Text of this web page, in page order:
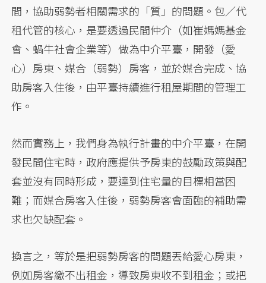
間，協助弱勢者相關需求的「質」的問題。包／代
租代管的核心，是要透過民間仲介（如崔媽媽基金
會、蝸牛社會企業等）做為中介平臺，開發（愛
心）房東、媒合（弱勢）房客，並於媒合完成、協
助房客入住後，由平臺持續進行租屋期間的管理工
作。
然而實務上，我們身為執行計畫的中介平臺，在開
發民間住宅時，政府應提供予房東的鼓勵政策與配
套並沒有同時形成，要達到住宅量的目標相當困
難；而媒合房客入住後，弱勢房客會面臨的補助需
求也欠缺配套。
換言之，等於是把弱勢房客的問題丟給愛心房東，
例如房客繳不出租金，導致房東收不到租金；或把